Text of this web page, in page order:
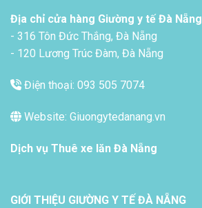
Địa chỉ cửa hàng Giường y tế Đà Nẵng
- 316 Tôn Đức Thắng, Đà Nẵng
- 120 Lương Trúc Đàm, Đà Nẵng
Điện thoại: 093 505 7074
Website: Giuongytedanang.vn
Dịch vụ Thuê xe lăn Đà Nẵng
GIỚI THIỆU GIƯỜNG Y TẾ ĐÀ NẴNG